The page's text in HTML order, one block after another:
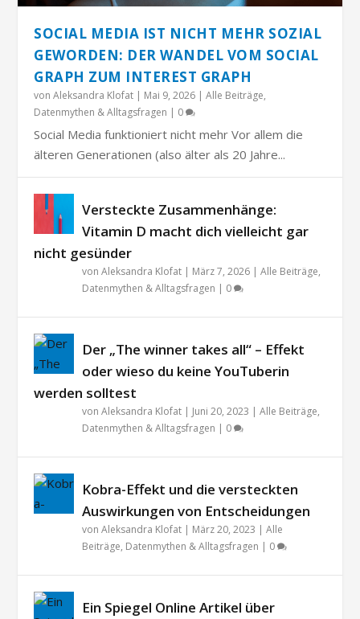
SOCIAL MEDIA IST NICHT MEHR SOZIAL
GEWORDEN: DER WANDEL VOM SOCIAL
GRAPH ZUM INTEREST GRAPH
vonAleksandra Klofat Mai 9, 2026 |Alle Beiträge,
Datenmythen & Alltagsfragen
0
Social Media funktioniert nicht mehr Vor allem die
älteren Generationen (also älter als 20 Jahre...
Versteckte Zusammenhänge:
Vitamin D macht dich vielleicht gar
nicht gesünder
vonAleksandra Klofat März 7, 2026 |Alle Beiträge,
Datenmythen & Alltagsfragen
0
Der „The winner takes all“ – Effekt
oder wieso du keine YouTuberin
werden solltest
vonAleksandra Klofat Juni 20, 2023 |Alle Beiträge,
Datenmythen & Alltagsfragen
0
Kobra-Effekt und die versteckten
Auswirkungen von Entscheidungen
vonAleksandra Klofat März 20, 2023 |Alle
Beiträge, Datenmythen & Alltagsfragen 0
Ein Spiegel Online Artikel über